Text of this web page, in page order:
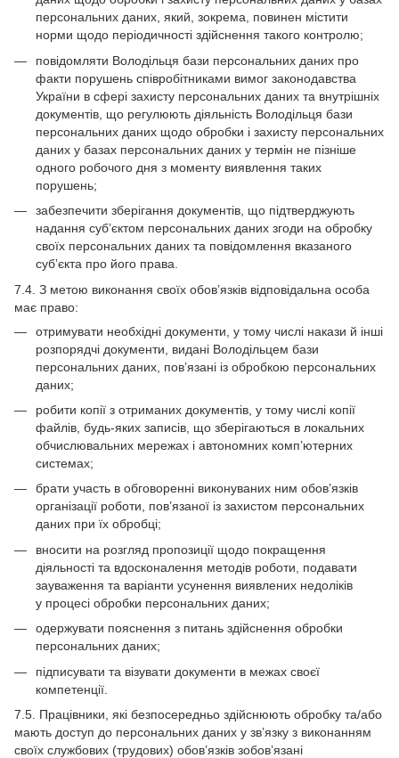
персональних даних, який, зокрема, повинен містити
норми щодо періодичності здійснення такого контролю;
повідомляти Володільця бази персональних даних про
факти порушень співробітниками вимог законодавства
України в сфері захисту персональних даних та внутрішніх
документів, що регулюють діяльність Володільця бази
персональних даних щодо обробки і захисту персональних
даних у базах персональних даних у термін не пізніше
одного робочого дня з моменту виявлення таких
порушень;
забезпечити зберігання документів, що підтверджують
надання суб’єктом персональних даних згоди на обробку
своїх персональних даних та повідомлення вказаного
суб’єкта про його права.
7.4. З метою виконання своїх обов’язків відповідальна особа
має право:
отримувати необхідні документи, у тому числі накази й інші
розпорядчі документи, видані Володільцем бази
персональних даних, пов’язані із обробкою персональних
даних;
робити копії з отриманих документів, у тому числі копії
файлів, будь-яких записів, що зберігаються в локальних
обчислювальних мережах і автономних комп’ютерних
системах;
брати участь в обговоренні виконуваних ним обов’язків
організації роботи, пов’язаної із захистом персональних
даних при їх обробці;
вносити на розгляд пропозиції щодо покращення
діяльності та вдосконалення методів роботи, подавати
зауваження та варіанти усунення виявлених недоліків
у процесі обробки персональних даних;
одержувати пояснення з питань здійснення обробки
персональних даних;
підписувати та візувати документи в межах своєї
компетенції.
7.5. Працівники, які безпосередньо здійснюють обробку та/або
мають доступ до персональних даних у зв’язку з виконанням
своїх службових (трудових) обов’язків зобов’язані